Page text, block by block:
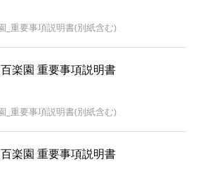
_重要事項説明書(別紙含む)
楽園 重要事項説明書
_重要事項説明書(別紙含む)
楽園 重要事項説明書